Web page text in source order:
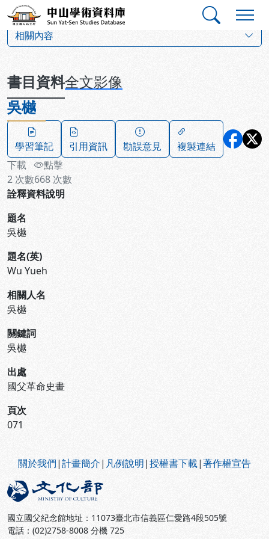
跳到主要內容
中山學術資料庫
相關內容
書目資料全文影像
吳樾
學習筆記 引用資訊 勘誤意見
複製連結
下載
2 次數
點擊
668 次數
詮釋資料說明
題名
吳樾
題名(英)
Wu Yueh
相關人名
吳樾
關鍵詞
吳樾
出處
國父革命史畫
頁次
071
關於我們|計畫簡介| 凡例說明|授權書下載|著作權宣告
國立國父紀念館地址：11073臺北市信義區仁愛路4段505號
電話：(02)2758-8008 分機 725